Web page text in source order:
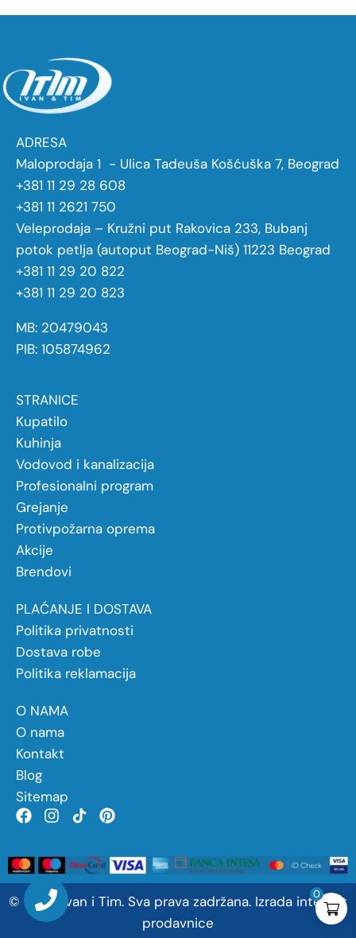
0
ADRESA
Maloprodaja 1 - Ulica Tadeuša Košćuška 7, Beograd
+381 11 29 28 608
+381 11 2621 750
Veleprodaja – Kružni put Rakovica 233, Bubanj
potok petlja (autoput Beograd-Niš) 11223 Beograd
+381 11 29 20 822
+381 11 29 20 823
MB: 20479043
PIB: 105874962
STRANICE
Kupatilo
Kuhinja
Vodovod i kanalizacija
Profesionalni program
Grejanje
Protivpožarna oprema
Akcije
Brendovi
PLAĆANJE I DOSTAVA
Politika privatnosti
Dostava robe
Politika reklamacija
O NAMA
O nama
Kontakt
Blog
Sitemap
© 2026 Ivan i Tim. Sva prava zadržana. Izrada internet
prodavnice